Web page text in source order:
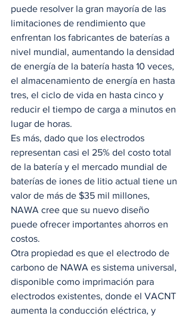
puede resolver la gran mayoría de las
limitaciones de rendimiento que
enfrentan los fabricantes de baterías a
nivel mundial, aumentando la densidad
de energía de la batería hasta 10 veces,
el almacenamiento de energía en hasta
tres, el ciclo de vida en hasta cinco y
reducir el tiempo de carga a minutos en
lugar de horas.
Es más, dado que los electrodos
representan casi el 25% del costo total
de la batería y el mercado mundial de
baterías de iones de litio actual tiene un
valor de más de $35 mil millones,
NAWA cree que su nuevo diseño
puede ofrecer importantes ahorros en
costos.
Otra propiedad es que el electrodo de
carbono de NAWA es sistema universal,
disponible como imprimación para
electrodos existentes, donde el VACNT
aumenta la conducción eléctrica, y